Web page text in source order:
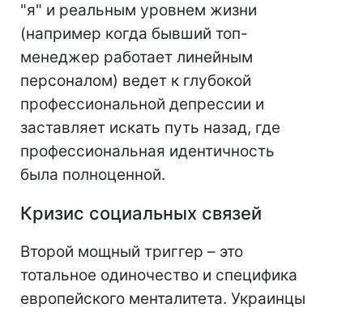
"я" и реальным уровнем жизни
(например когда бывший топ-
менеджер работает линейным
персоналом) ведет к глубокой
профессиональной депрессии и
заставляет искать путь назад, где
профессиональная идентичность
была полноценной.
Кризис социальных связей
Второй мощный триггер – это
тотальное одиночество и специфика
европейского менталитета. Украинцы